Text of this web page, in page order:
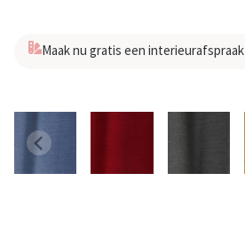
Maak nu gratis een interieurafspraak